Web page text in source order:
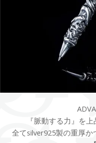
『脈動する力』を
全てsilver925製の重厚